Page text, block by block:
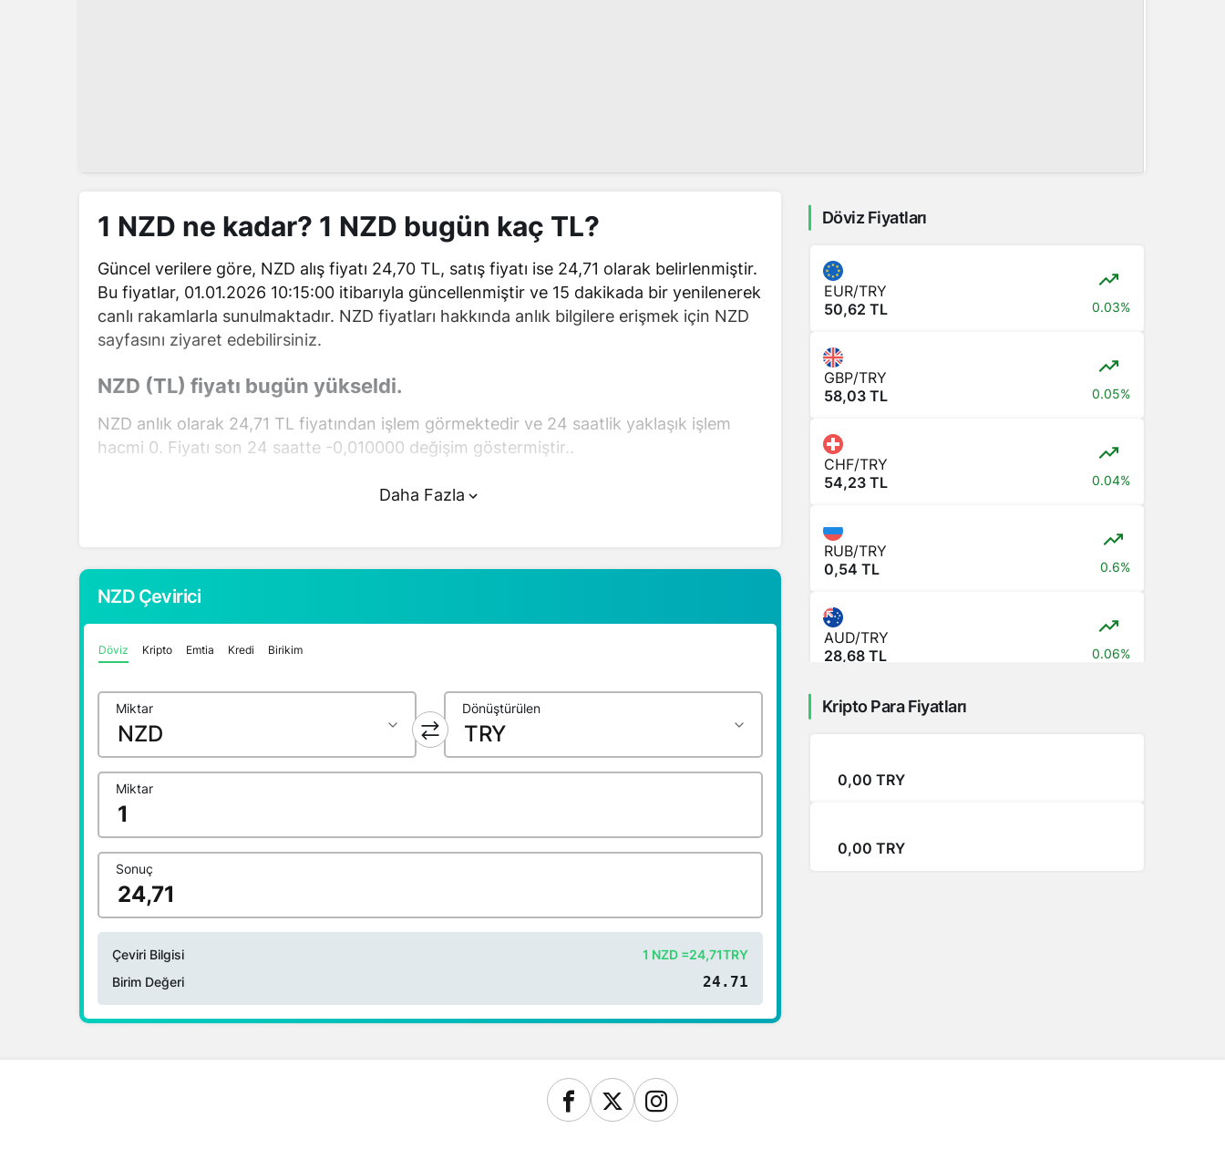
1 NZD ne kadar? 1 NZD bugün kaç TL?
Güncel verilere göre, NZD alış fiyatı 24,70 TL, satış fiyatı ise 24,71 olarak belirlenmiştir.
Bu fiyatlar, 01.01.2026 10:15:00 itibarıyla güncellenmiştir ve 15 dakikada bir yenilenerek
canlı rakamlarla sunulmaktadır. NZD fiyatları hakkında anlık bilgilere erişmek için NZD
sayfasını ziyaret edebilirsiniz.
NZD (TL) fiyatı bugün yükseldi.
NZD anlık olarak 24,71 TL fiyatından işlem görmektedir ve 24 saatlik yaklaşık işlem
hacmi 0. Fiyatı son 24 saatte -0,010000 değişim göstermiştir..
NZD hesaplama işlemleri için, sayfanın üstünde yer alan çevirici aracını kullanarak
1 Dolar Kaç TL ?
1 CHF Kaç TL ?
1 RUB Kaç TL ?
Daha Fazla
NZD Çevirici
Döviz Kripto Emtia Kredi Birikim
Miktar Dönüştürülen
Miktar
Sonuç
Çeviri Bilgisi
1 NZD =24,71TRY
Birim Değeri
24.71
Döviz Fiyatları
EUR/TRY
50,62 TL
0.03%
GBP/TRY
58,03 TL
0.05%
CHF/TRY
54,23 TL
0.04%
RUB/TRY
0,54 TL
0.6%
AUD/TRY
28,68 TL
0.06%
Kripto Para Fiyatları
0,00 TRY
0,00 TRY